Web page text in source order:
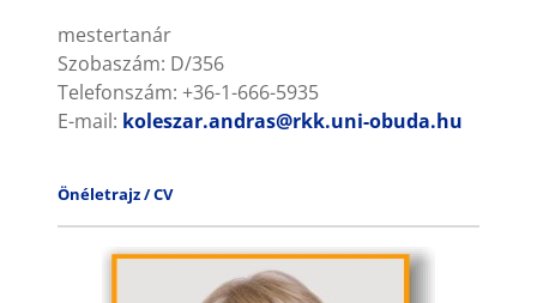
mestertanár
Szobaszám: D/356
Telefonszám: +36-1-666-5935
E-mail: koleszar.andras@rkk.uni-obuda.hu
Önéletrajz / CV